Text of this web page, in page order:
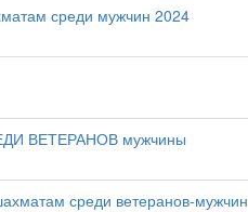
среди мужчин 2024
ВЕТЕРАНОВ мужчины
среди ветеранов-мужчин